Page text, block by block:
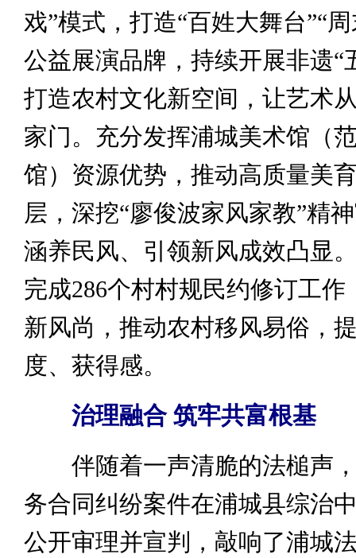
戏”模式，打造“百姓大舞台”“
公益展演品牌，持续开展非遗“
打造农村文化新空间，让艺术
家门。充分发挥浦城美术馆（
馆）资源优势，推动高质量美
层，深挖“廖俊波家风家教”精
涵养民风、引领新风成效凸显
完成286个村村规民约修订工作
新风尚，推动农村移风易俗，
度、获得感。
治理融合 筑牢共富根基
伴随着一声清脆的法槌声，
务合同纠纷案件在浦城县综治
公开审理并宣判，敲响了浦城